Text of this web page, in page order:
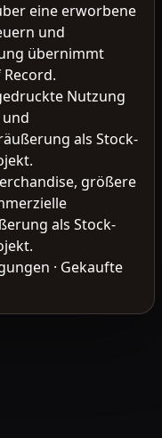
eine erworbene
und
übernimmt
Nutzung
und
als Stock-
größere
als Stock-
· Gekaufte